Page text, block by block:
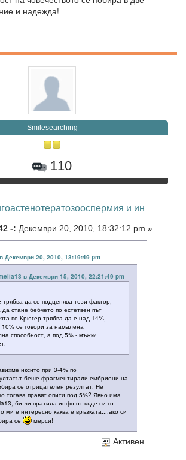
и надежда!
Smilesearching
110
и ин
-: Декември 20, 2010, 18:32:12 pm »
Декември 20, 2010, 13:19:49 pm
в Декември 15, 2010, 22:21:49 pm
трябва да се подценява този фактор,
стане бебчето по естетвен път
по Крюгер трябва да е над 14%,
се говори за намалена
способност, а под 5% - мъжки
иксито при 3-4% по
беше фрагментирали ембриони на
се отрицателен резултат. Не
тогава правят опити под 5%? Явно има
би ли пратила инфо от къде си го
ми е интересно каква е връзката....ако си
се
мерси!
Активен